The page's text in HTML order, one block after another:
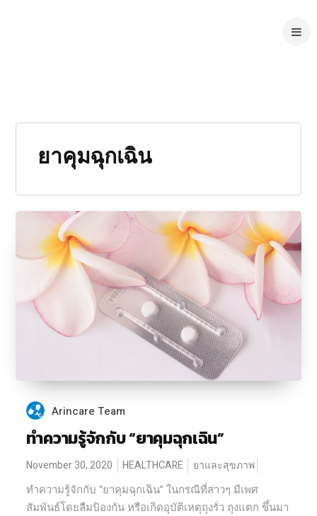
ยาคุมฉุกเฉิน
Arincare Team
ทำความรู้จักกับ “ยาคุมฉุกเฉิน”
November 30, 2020 HEALTHCARE ยาและสุขภาพ
ทำความรู้จักกับ “ยาคุมฉุกเฉิน” ในกรณีที่สาวๆ มีเพศ
สัมพันธ์โดยลืมป้องกัน หรือเกิดอุบัติเหตุถุงรั่ว ถุงแตก ขึ้นมา